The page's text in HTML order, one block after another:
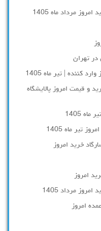
تهران
کننده | تیر ماه 1405
قیر در کرج | 60 70 خرید و قیمت امروز پالایشگاه
1405
تیر ماه 1405
خرید امروز
امروز